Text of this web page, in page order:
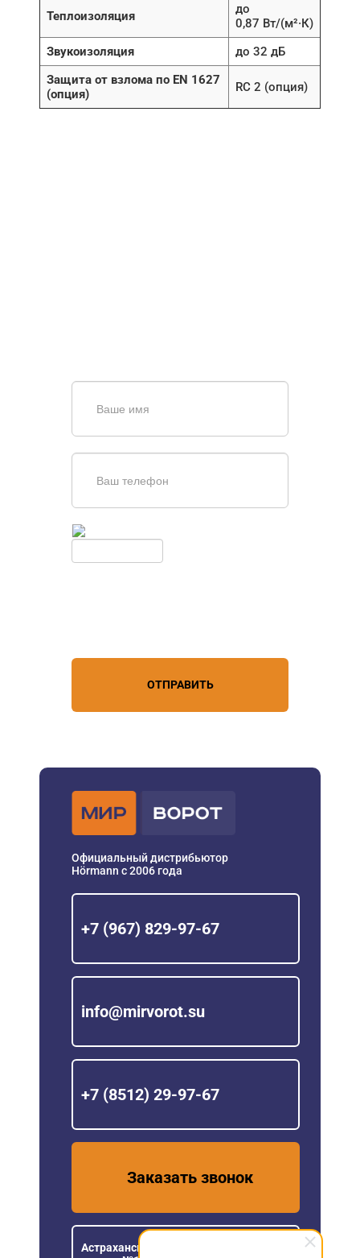
Теплоизоляция
до
0,87 Вт/(м²·К)
Звукоизоляция
до 32 дБ
Защита от взлома по EN 1627
(опция)
RC 2 (опция)
ОТПРАВИТЬ
Официальный дистрибьютор
Hörmann с 2006 года
+7 (967) 829-97-67
info@mirvorot.su
+7 (8512) 29-97-67
Заказать звонок
Астраханская область, пос. Кирпичного